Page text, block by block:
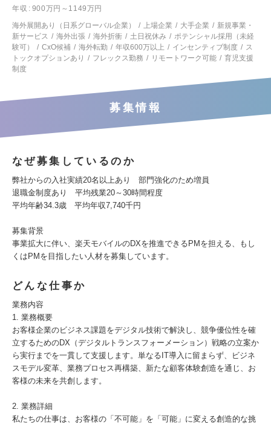
年収
900万円～1149万円
海外展開あり（日系グローバル企業）
上場企業 大手企業
新規事業・
新サービス
海外出張 海外折衝 土日祝休み
ポテンシャル採用（未経
験可）
CxO候補 海外転勤 年収600万以上 インセンティブ制度
ス
トックオプションあり
フレックス勤務 リモートワーク可能
育児支援
制度
募集情報
なぜ募集しているのか
弊社からの入社実績20名以上あり 部門強化のため増員
退職金制度あり 平均残業20～30時間程度
平均年齢34.3歳 平均年収7,740千円
募集背景
事業拡大に伴い、楽天モバイルのDXを推進できるPMを担える、もし
くはPMを目指したい人材を募集しています。
どんな仕事か
業務内容
1. 業務概要
お客様企業のビジネス課題をデジタル技術で解決し、競争優位性を確
立するためのDX（デジタルトランスフォーメーション）戦略の立案か
ら実行までを一貫して支援します。単なるIT導入に留まらず、ビジネ
スモデル変革、業務プロセス再構築、新たな顧客体験創造を通じ、お
客様の未来を共創します。
2. 業務詳細
私たちの仕事は、お客様の「不可能」を「可能」に変える創造的な挑